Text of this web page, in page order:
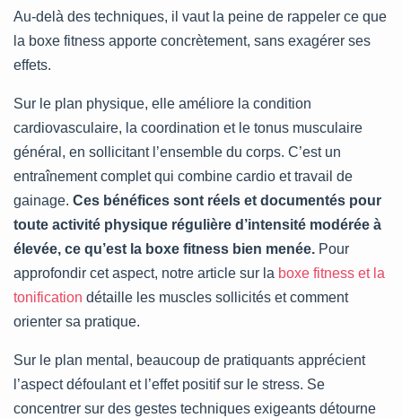
Au-delà des techniques, il vaut la peine de rappeler ce que
la boxe fitness apporte concrètement, sans exagérer ses
effets.
Sur le plan physique, elle améliore la condition
cardiovasculaire, la coordination et le tonus musculaire
général, en sollicitant l’ensemble du corps. C’est un
entraînement complet qui combine cardio et travail de
gainage. Ces bénéfices sont réels et documentés pour
toute activité physique régulière d’intensité modérée à
élevée, ce qu’est la boxe fitness bien menée. Pour
approfondir cet aspect, notre article sur la boxe fitness et la
tonification détaille les muscles sollicités et comment
orienter sa pratique.
Sur le plan mental, beaucoup de pratiquants apprécient
l’aspect défoulant et l’effet positif sur le stress. Se
concentrer sur des gestes techniques exigeants détourne